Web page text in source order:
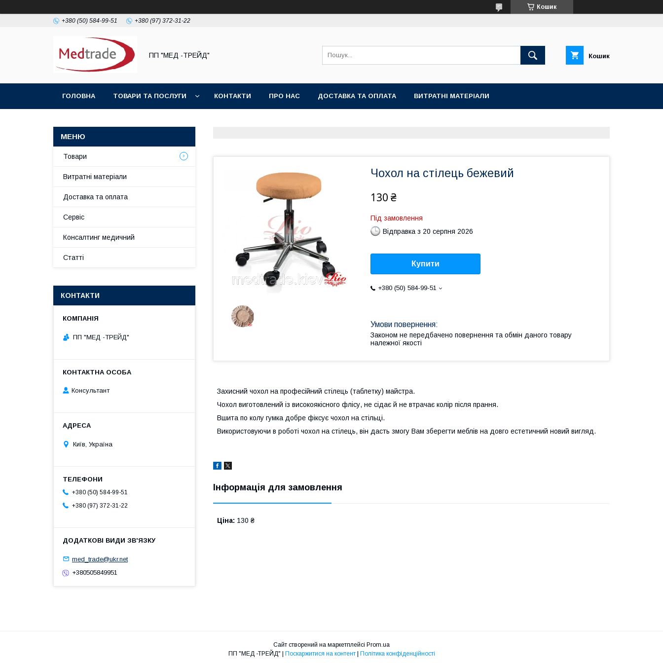
Кошик
+380 (50) 584-99-51 +380 (97) 372-31-22
ПП "МЕД -ТРЕЙД" Кошик
ГОЛОВНА ТОВАРИ ТА ПОСЛУГИ КОНТАКТИ ПРО НАС ДОСТАВКА ТА ОПЛАТА ВИТРАТНІ МАТЕРІАЛИ
Чохол на стілець бежевий
130 ₴
Під замовлення
Відправка з 20 серпня 2026
Купити
+380 (50) 584-99-51
Законом не передбачено повернення та обмін даного товару
належної якості
Захисний чохол на професійний стілець (таблетку) майстра.
Чохол виготовлений із високоякісного флісу, не сідає й не втрачає колір після прання.
Вшита по колу гумка добре фіксує чохол на стільці.
Використовуючи в роботі чохол на стілець, він дасть змогу Вам зберегти меблів на довго естетичний новий вигляд.
Інформація для замовлення
Ціна: 130 ₴
Товари
Витратні матеріали
Доставка та оплата
Сервіс
Консалтинг медичний
Статті
КОНТАКТИ
ПП "МЕД -ТРЕЙД"
Консультант
Київ, Україна
+380 (50) 584-99-51
+380 (97) 372-31-22
med_trade@ukr.net
+380505849951
Сайт створений на маркетплейсі Prom.ua
ПП "МЕД -ТРЕЙД" | Поскаржитися на контент | Політика конфіденційності